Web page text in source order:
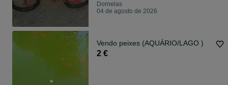
Dornelas
04 de agosto de 2026
Vendo peixes (AQUÁRIO/LAGO )
2 €